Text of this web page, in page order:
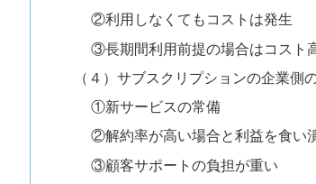
②利用しなくてもコストは発生
③長期間利用前提の場合はコスト
（４）サブスクリプションの企業側
①新サービスの常備
②解約率が高い場合と利益を食い
③顧客サポートの負担が重い